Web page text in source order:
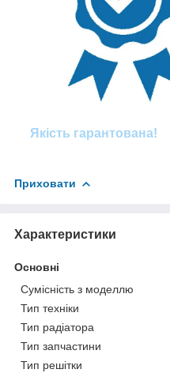
Якість гарантована!
Приховати
Характеристики
Основні
Сумісність з моделлю
Тип техніки
Тип радіатора
Тип запчастини
Тип решітки